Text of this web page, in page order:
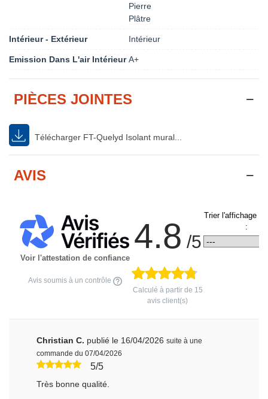
Pierre
Plâtre
Intérieur - Extérieur Intérieur
Emission Dans L'air Intérieur A+
PIÈCES JOINTES
Télécharger FT-Quelyd Isolant mural...
AVIS
Voir l'attestation de confiance
Avis soumis à un contrôle
4.8 /5
Calculé à partir de 15
avis client(s)
Trier l'affichage
:
Christian C. publié le 16/04/2026 suite à une
commande du 07/04/2026
5/5
Très bonne qualité.